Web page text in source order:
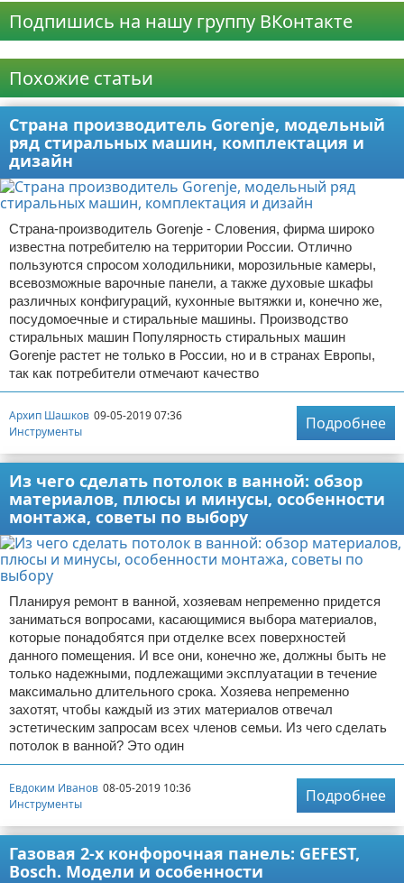
Подпишись на нашу группу ВКонтакте
Похожие статьи
Страна производитель Gorenje, модельный
ряд стиральных машин, комплектация и
дизайн
Страна-производитель Gorenje - Словения, фирма широко
известна потребителю на территории России. Отлично
пользуются спросом холодильники, морозильные камеры,
всевозможные варочные панели, а также духовые шкафы
различных конфигураций, кухонные вытяжки и, конечно же,
посудомоечные и стиральные машины. Производство
стиральных машин Популярность стиральных машин
Gorenje растет не только в России, но и в странах Европы,
так как потребители отмечают качество
Архип Шашков 09-05-2019 07:36
Инструменты
Подробнее
Из чего сделать потолок в ванной: обзор
материалов, плюсы и минусы, особенности
монтажа, советы по выбору
Планируя ремонт в ванной, хозяевам непременно придется
заниматься вопросами, касающимися выбора материалов,
которые понадобятся при отделке всех поверхностей
данного помещения. И все они, конечно же, должны быть не
только надежными, подлежащими эксплуатации в течение
максимально длительного срока. Хозяева непременно
захотят, чтобы каждый из этих материалов отвечал
эстетическим запросам всех членов семьи. Из чего сделать
потолок в ванной? Это один
Евдоким Иванов 08-05-2019 10:36
Инструменты
Подробнее
Газовая 2-х конфорочная панель: GEFEST,
Bosch. Модели и особенности